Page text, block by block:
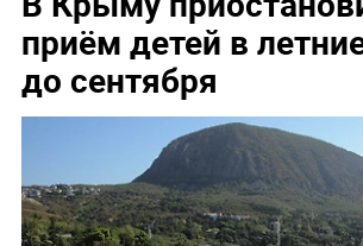
приём детей в
до сентября